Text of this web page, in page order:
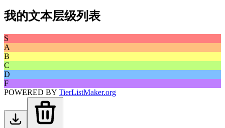
我的文本层级列表
S
A
B
C
D
F
POWERED BY TierListMaker.org